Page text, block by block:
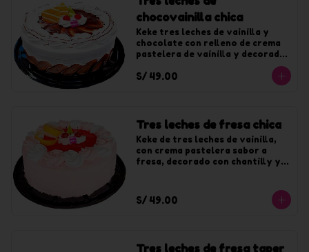
chocovainilla chica
Keke tres leches de vainilla y
chocolate con relleno de crema
pastelera de vainilla y decorado
Para 10 tajadas
S/ 49.00
Tres leches de fresa chica
Keke de tres leches de vainilla,
con crema pastelera sabor a
fresa, decorado con chantilly y
S/ 49.00
Tres leches de fresa taper